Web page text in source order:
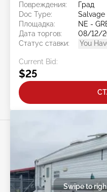
Повреждения:
Град
Doc Type:
Salvage
Площадка:
NE -
Дата торгов:
08/12/
Статус ставки:
You
Current Bid:
$25
Swipe to